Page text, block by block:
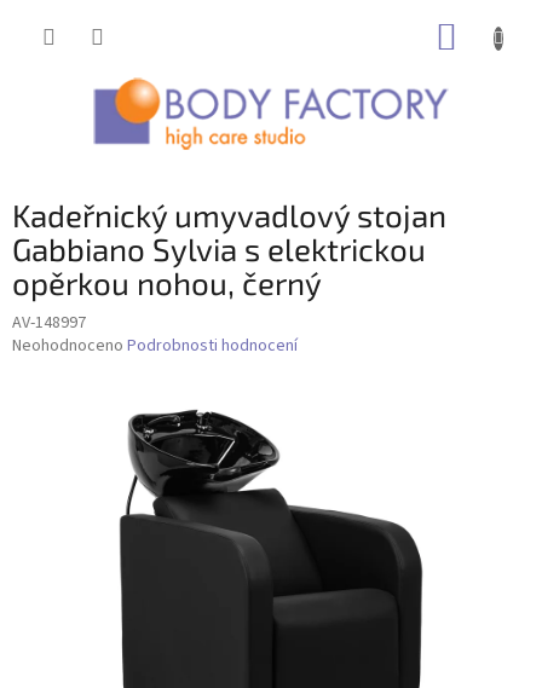
Kadeřnický umyvadlový stojan
Gabbiano Sylvia s elektrickou
opěrkou nohou, černý
AV-148997
Průměrné
Neohodnoceno Podrobnosti hodnocení